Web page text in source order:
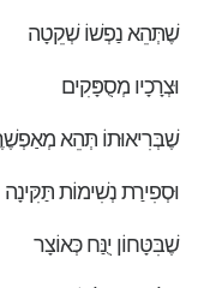
שֶׁתְּהֵא נַפְשׁוֹ שְׁקֵטָה
וּצְרָכָיו מְסֻפָּקִים
שֶׁבְּרִיאוּתוֹ תְּהֵא
וּסְפִירַת נְשִׁימוֹת תַּקִּינָה
שֶׁבִּטָּחוֹן יֻנַּח כְּאוֹצָר